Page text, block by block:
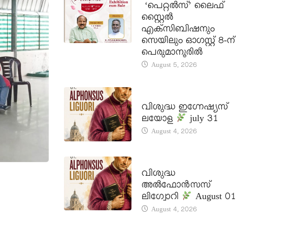
‘പെറ്റൽസ്’ ലൈഫ്
സ്റ്റൈൽ
എക്സിബിഷനും
സെയിലും ഓഗസ്റ്റ് 8-ന്
പെരുമാനൂരിൽ
August 5, 2026
വിശുദ്ധ ഇഗ്നേഷ്യസ്
ലയോള
july 31
August 4, 2026
വിശുദ്ധ
അൽഫോൻസസ്
ലിഗ്വോറി
August 01
August 4, 2026